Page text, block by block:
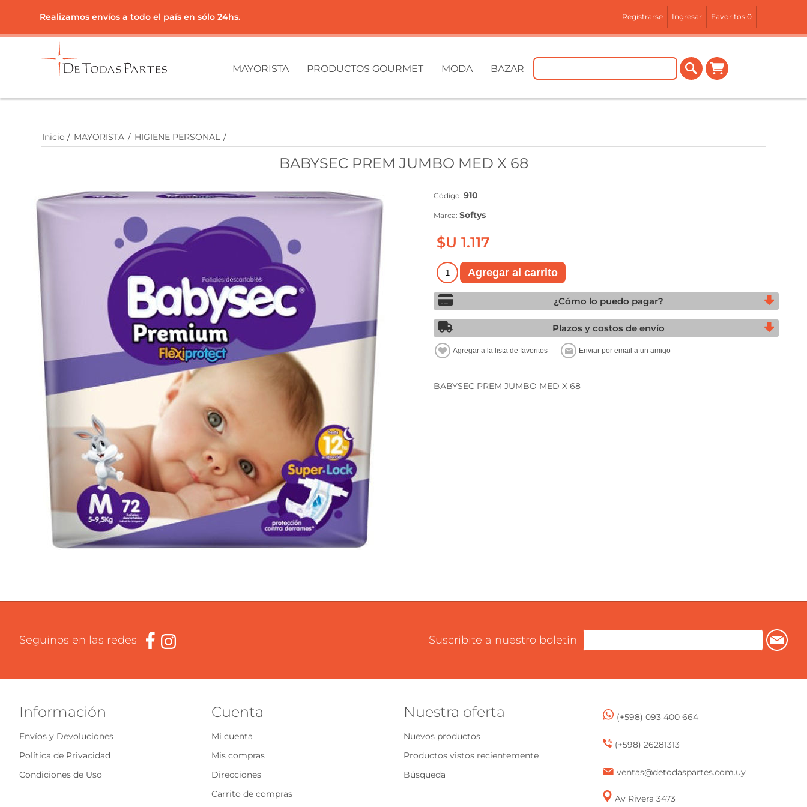
Realizamos envíos a todo el país en sólo 24hs. Registrarse Ingresar Favoritos 0
MAYORISTA PRODUCTOS GOURMET MODA BAZAR
Inicio / MAYORISTA / HIGIENE PERSONAL /
BABYSEC PREM JUMBO MED X 68
Código: 910
Marca: Softys
$U 1.117
¿Cómo lo puedo pagar?
Plazos y costos de envío
BABYSEC PREM JUMBO MED X 68
Seguinos en las redes Suscribite a nuestro boletín
Información
Envíos y Devoluciones
Política de Privacidad
Condiciones de Uso
Cuenta
Mi cuenta
Mis compras
Direcciones
Carrito de compras
Nuestra oferta
Nuevos productos
Productos vistos recientemente
Búsqueda
(+598) 093 400 664
(+598) 26281313
ventas@detodaspartes.com.uy
Av Rivera 3473